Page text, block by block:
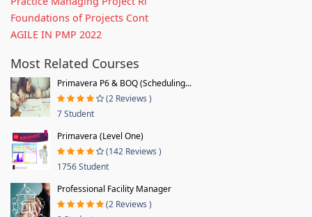
Foundations of Projects Cont
AGILE IN PMP 2022
Most Related Courses
Primavera P6 & BOQ (Scheduling...
(2 Reviews )
7 Student
Primavera (Level One)
(142 Reviews )
1756 Student
Professional Facility Manager
(2 Reviews )